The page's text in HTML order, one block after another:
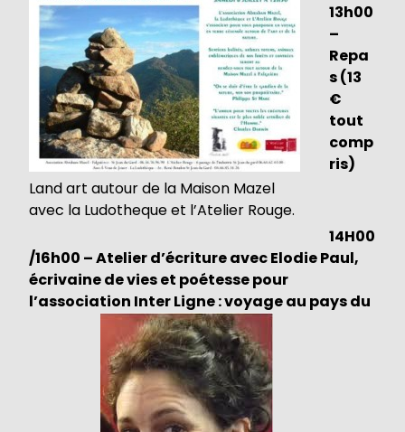
Land art autour de la Maison Mazel
avec la Ludotheque et l’Atelier Rouge.
13h00
–
Repa
s (13
€
tout
comp
ris)
14H00
/16h00 – Atelier d’écriture avec Elodie Paul,
écrivaine de vies et poétesse pour
l’association Inter Ligne : voyage au pays du